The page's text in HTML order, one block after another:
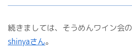
続きましては、そうめんワイン会の
shinyaさん。